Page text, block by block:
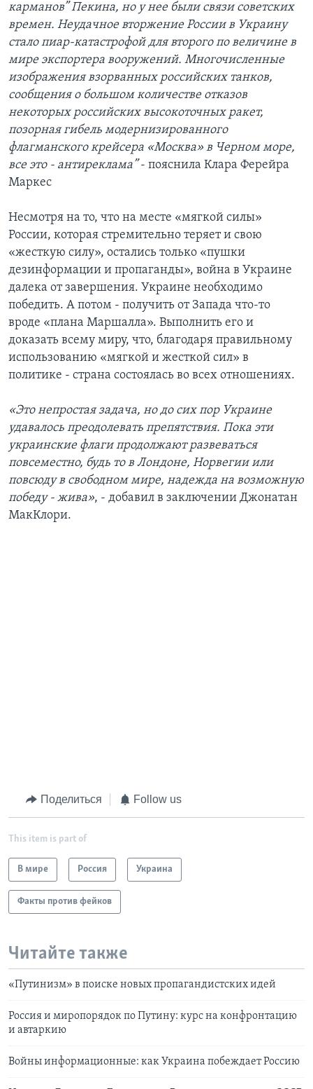
карманов” Пекина, но у нее были связи советских
времен. Неудачное вторжение России в Украину
стало пиар-катастрофой для второго по величине в
мире экспортера вооружений. Многочисленные
изображения взорванных российских танков,
сообщения о большом количестве отказов
некоторых российских высокоточных ракет,
позорная гибель модернизированного
флагманского крейсера «Москва» в Черном море,
все это - антиреклама” - пояснила Клара Ферейра
Маркес
Несмотря на то, что на месте «мягкой силы»
России, которая стремительно теряет и свою
«жесткую силу», остались только «пушки
дезинформации и пропаганды», война в Украине
далека от завершения. Украине необходимо
победить. А потом - получить от Запада что-то
вроде «плана Маршалла». Выполнить его и
доказать всему миру, что, благодаря правильному
использованию «мягкой и жесткой сил» в
политике - страна состоялась во всех отношениях.
«Это непростая задача, но до сих пор Украине
удавалось преодолевать препятствия. Пока эти
украинские флаги продолжают развеваться
повсеместно, будь то в Лондоне, Норвегии или
повсюду в свободном мире, надежда на возможную
победу - жива», - добавил в заключении Джонатан
МакКлори.
Поделиться Follow us
This item is part of
В мире Россия Украина
Факты против фейков
Читайте также
«Путинизм» в поиске новых пропагандистских идей
Россия и миропорядок по Путину: курс на конфронтацию
и автаркию
Войны информационные: как Украина побеждает Россию